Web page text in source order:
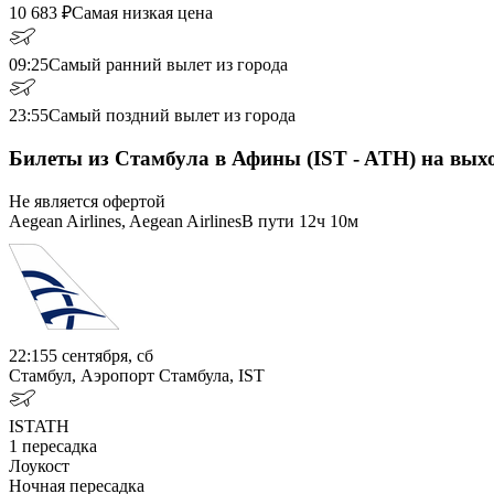
10 683 ₽Самая низкая цена
09:25Самый ранний вылет из города
23:55Самый поздний вылет из города
Билеты из Стамбула в Афины (IST - ATH) на
Не является офертой
Aegean Airlines, Aegean AirlinesВ пути 12ч 10м
22:155 сентября, сб
Стамбул, Аэропорт Стамбула, IST
ISTATH
1 пересадка
Лоукост
Ночная пересадка